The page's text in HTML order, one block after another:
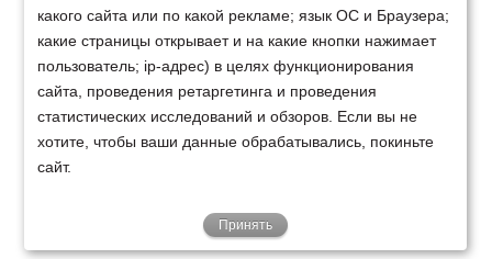
какого сайта или по какой рекламе; язык ОС и Браузера;
какие страницы открывает и на какие кнопки нажимает
пользователь; ip-адрес) в целях функционирования
сайта, проведения ретаргетинга и проведения
статистических исследований и обзоров. Если вы не
хотите, чтобы ваши данные обрабатывались, покиньте
сайт.
Принять